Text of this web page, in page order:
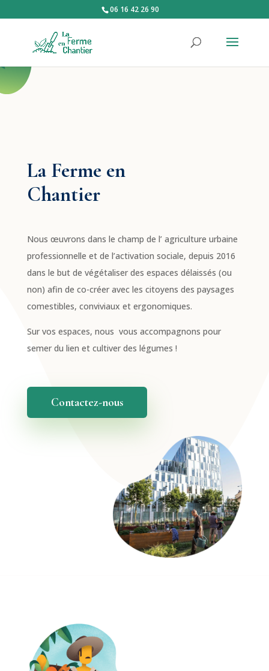
06 16 42 26 90
La Ferme en
Chantier
Nous œuvrons dans le champ de l’ agriculture urbaine
professionnelle et de l’activation sociale, depuis 2016
dans le but de végétaliser des espaces délaissés (ou
non) afin de co-créer avec les citoyens des paysages
comestibles, conviviaux et ergonomiques.
Sur vos espaces, nous vous accompagnons pour
semer du lien et cultiver des légumes !
Contactez-nous